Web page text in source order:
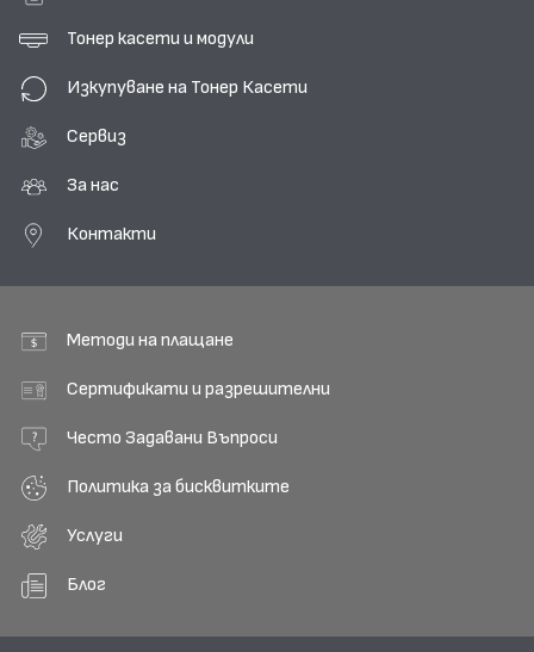
Тонер касети и модули
Изкупуване на Тонер Касети
Сервиз
За нас
Контакти
Методи на плащане
Сертификати и разрешителни
Често Задавани Въпроси
Политика за бисквитките
Услуги
Блог